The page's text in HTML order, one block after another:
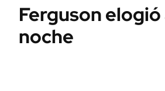
Campo
FINANZAS
Ferguson
noche